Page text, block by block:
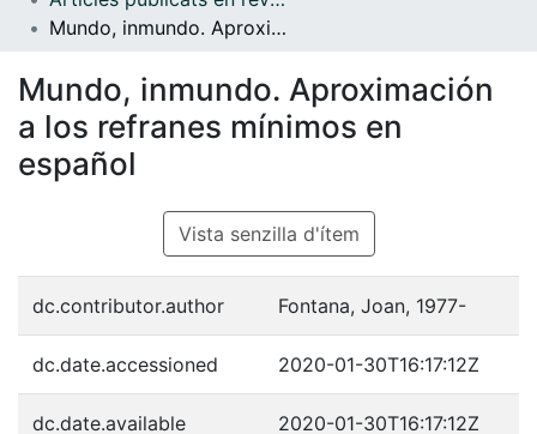
Com publicar
Mundo, inmundo. Aproximación a los refranes mínimos en español
Mundo, inmundo. Aproximación
a los refranes mínimos en
español
Vista senzilla d'ítem
dc.contributor.author Fontana, Joan, 1977-
dc.date.accessioned 2020-01-30T16:17:12Z
dc.date.available 2020-01-30T16:17:12Z